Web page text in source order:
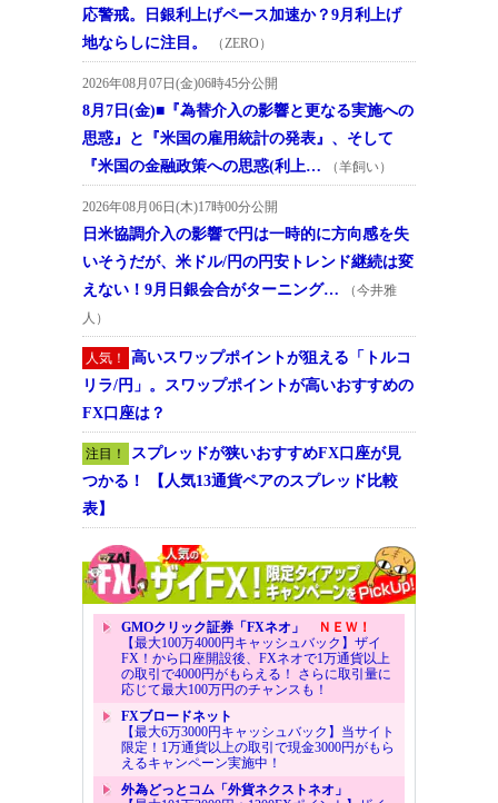
応警戒。日銀利上げペース加速か？9月利上げ
地ならしに注目。
（ZERO）
2026年08月07日(金)06時45分公開
8月7日(金)■『為替介入の影響と更なる実施への
思惑』と『米国の雇用統計の発表』、そして
『米国の金融政策への思惑(利上…
（羊飼い）
2026年08月06日(木)17時00分公開
日米協調介入の影響で円は一時的に方向感を失
いそうだが、米ドル/円の円安トレンド継続は変
えない！9月日銀会合がターニング…
（今井雅
人）
人気！
高いスワップポイントが狙える「トルコ
リラ/円」。スワップポイントが高いおすすめの
FX口座は？
注目！
スプレッドが狭いおすすめFX口座が見
つかる！ 【人気13通貨ペアのスプレッド比較
表】
GMOクリック証券「FXネオ」
ＮＥＷ！
【最大100万4000円キャッシュバック】ザイ
FX！から口座開設後、FXネオで1万通貨以上
の取引で4000円がもらえる！ さらに取引量に
応じて最大100万円のチャンスも！
FXブロードネット
【最大6万3000円キャッシュバック】当サイト
限定！1万通貨以上の取引で現金3000円がもら
えるキャンペーン実施中！
外為どっとコム「外貨ネクストネオ」